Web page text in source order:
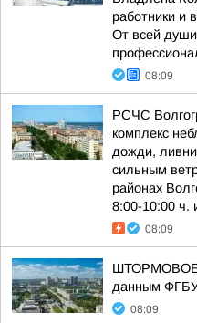
работники и
От всей
08:09
РСЧС
комплекс
дожди,
сильным
районах
8:00-10:00 ч.
08:09
данным
08:09